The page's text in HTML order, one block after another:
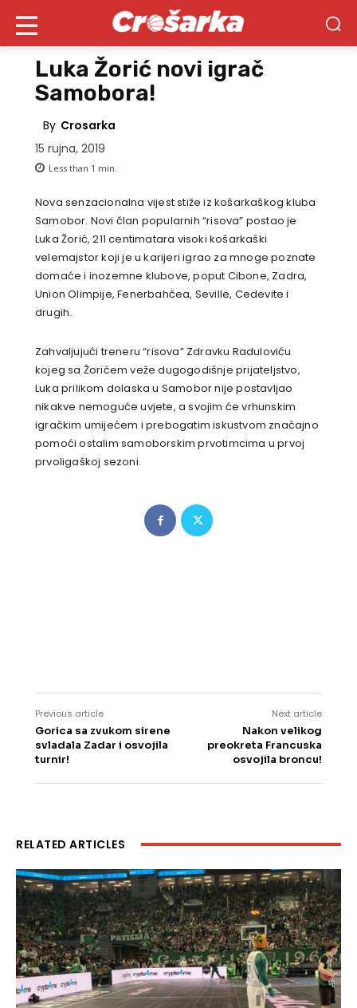
Luka Žorić novi igrač
Samobora!
By Crosarka
15 rujna, 2019
Less than 1 min.
Nova senzacionalna vijest stiže iz košarkaškog kluba
Samobor. Novi član popularnih “risova” postao je
Luka Žorić, 211 centimatara visoki košarkaški
velemajstor koji je u karijeri igrao za mnoge poznate
domaće i inozemne klubove, poput Cibone, Zadra,
Union Olimpije, Fenerbahčea, Seville, Cedevite i
drugih.
Zahvaljujući treneru “risova” Zdravku Raduloviću
kojeg sa Žorićem veže dugogodišnje prijateljstvo,
Luka prilikom dolaska u Samobor nije postavljao
nikakve nemoguće uvjete, a svojim će vrhunskim
igračkim umijećem i prebogatim iskustvom značajno
pomoći ostalim samoborskim prvotimcima u prvoj
prvoligaškoj sezoni.
Previous article
Gorica sa zvukom sirene
svladala Zadar i osvojila
turnir!
Next article
Nakon velikog
preokreta Francuska
osvojila broncu!
RELATED ARTICLES